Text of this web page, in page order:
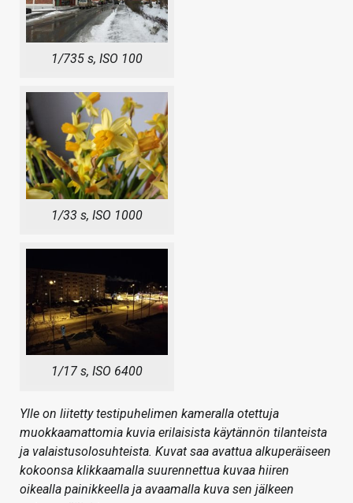
1/735 s, ISO 100
1/33 s, ISO 1000
1/17 s, ISO 6400
Ylle on liitetty testipuhelimen kameralla otettuja
muokkaamattomia kuvia erilaisista käytännön tilanteista
ja valaistusolosuhteista. Kuvat saa avattua alkuperäiseen
kokoonsa klikkaamalla suurennettua kuvaa hiiren
oikealla painikkeella ja avaamalla kuva sen jälkeen